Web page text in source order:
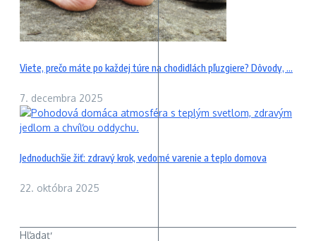
Viete, prečo máte po každej túre na chodidlách pľuzgiere? Dôvody, ...
7. decembra 2025
Jednoduchšie žiť: zdravý krok, vedomé varenie a teplo domova
22. októbra 2025
Hľadať